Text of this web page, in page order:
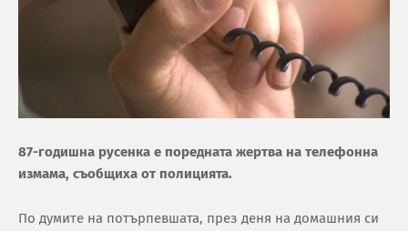
87-годишна русенка е поредната жертва на телефонна
измама, съобщиха от полицията.
По думите на потърпевшата, през деня на домашния си